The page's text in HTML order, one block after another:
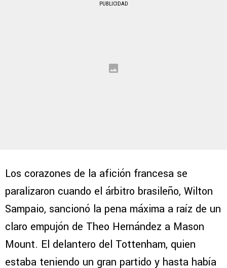
PUBLICIDAD
Los corazones de la afición francesa se
paralizaron cuando el árbitro brasileño, Wilton
Sampaio, sancionó la pena máxima a raíz de un
claro empujón de Theo Hernández a Mason
Mount. El delantero del Tottenham, quien
estaba teniendo un gran partido y hasta había